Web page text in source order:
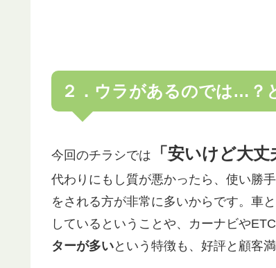
２．ウラがあるのでは…？
今回のチラシでは 「安いけど大丈
代わりにもし質が悪かったら、使い勝
をされる方が非常に多いからです。車
しているということや、カーナビや
ターが多いという特徴も、好評と顧客